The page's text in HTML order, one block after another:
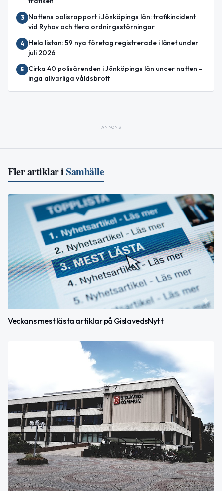
3
Nattens polisrapport i Jönköpings län: trafikincident
vid Ryhov och flera ordningsstörningar
4
Hela listan: 59 nya företag registrerade i länet under
juli 2026
5
Cirka 40 polisärenden i Jönköpings län under natten –
inga allvarliga våldsbrott
ANNONS
Fler artiklar iSamhälle
Veckans mest lästa artiklar på GislavedsNytt